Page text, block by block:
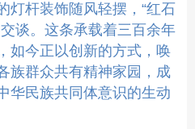
灯杆装饰随风轻摆，“红石
谈。 这条承载着三百余年
如今正以创新的方式，唤
族群众共有精神家园，成
华民族共同体意识的生动